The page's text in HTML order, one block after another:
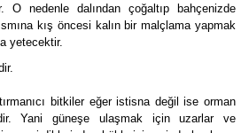
O nedenle dalından çoğaltıp bahçenizde
kış öncesi kalın bir malçlama yapmak
yetecektir.
bitkiler eğer istisna değil ise orman
Yani güneşe ulaşmak için uzarlar ve